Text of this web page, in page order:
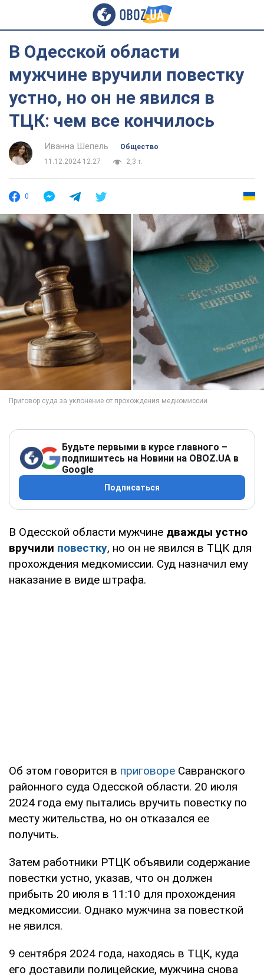
В Одесской области
мужчине вручили повестку
устно, но он не явился в
ТЦК: чем все кончилось
Иванна Шепель
Общество
11.12.2024 12:27
2,3 т.
0
Будьте первыми в курсе главного –
подпишитесь на Новини на OBOZ.UA в
Google
Подписаться
В Одесской области мужчине дважды устно
вручили повестку, но он не явился в ТЦК для
прохождения медкомиссии. Суд назначил ему
наказание в виде штрафа.
Об этом говорится в приговоре Савранского
районного суда Одесской области. 20 июля
2024 года ему пытались вручить повестку по
месту жительства, но он отказался ее
получить.
Затем работники РТЦК объявили содержание
повестки устно, указав, что он должен
прибыть 20 июля в 11:10 для прохождения
медкомиссии. Однако мужчина за повесткой
не явился.
9 сентября 2024 года, находясь в ТЦК, куда
его доставили полицейские, мужчина снова